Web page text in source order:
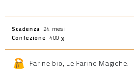
Scadenza 24 mesi
Confezione 400 g
Farine bio, Le Farine Magiche.